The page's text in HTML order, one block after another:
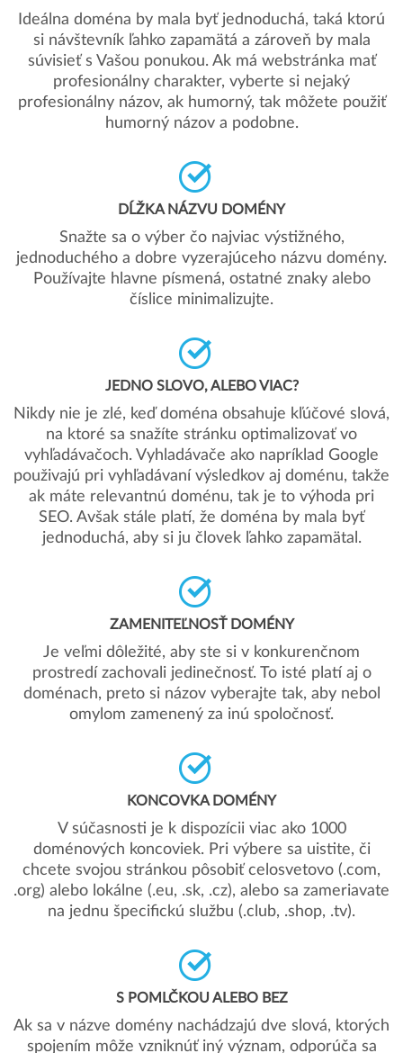
Ideálna doména by mala byť jednoduchá, taká ktorú
si návštevník ľahko zapamätá a zároveň by mala
súvisieť s Vašou ponukou. Ak má webstránka mať
profesionálny charakter, vyberte si nejaký
profesionálny názov, ak humorný, tak môžete použiť
humorný názov a podobne.
DĹŽKA NÁZVU DOMÉNY
Snažte sa o výber čo najviac výstižného,
jednoduchého a dobre vyzerajúceho názvu domény.
Používajte hlavne písmená, ostatné znaky alebo
číslice minimalizujte.
JEDNO SLOVO, ALEBO VIAC?
Nikdy nie je zlé, keď doména obsahuje kľúčové slová,
na ktoré sa snažíte stránku optimalizovať vo
vyhľadávačoch. Vyhladávače ako napríklad Google
použivajú pri vyhľadávaní výsledkov aj doménu, takže
ak máte relevantnú doménu, tak je to výhoda pri
SEO. Avšak stále platí, že doména by mala byť
jednoduchá, aby si ju človek ľahko zapamätal.
ZAMENITEĽNOSŤ DOMÉNY
Je veľmi dôležité, aby ste si v konkurenčnom
prostredí zachovali jedinečnosť. To isté platí aj o
doménach, preto si názov vyberajte tak, aby nebol
omylom zamenený za inú spoločnosť.
KONCOVKA DOMÉNY
V súčasnosti je k dispozícii viac ako 1000
doménových koncoviek. Pri výbere sa uistite, či
chcete svojou stránkou pôsobiť celosvetovo (.com,
.org) alebo lokálne (.eu, .sk, .cz), alebo sa zameriavate
na jednu špecifickú službu (.club, .shop, .tv).
S POMLČKOU ALEBO BEZ
Ak sa v názve domény nachádzajú dve slová, ktorých
spojením môže vzniknúť iný význam, odporúča sa